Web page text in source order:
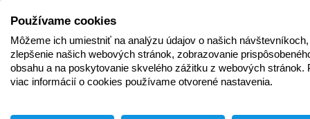
Používame cookies
Môžeme ich umiestniť na analýzu údajov o našich
zlepšenie našich webových stránok, zobrazovanie
obsahu a na poskytovanie skvelého zážitku z webových stránok.
viac informácií o cookies používame otvorené nastavenia.